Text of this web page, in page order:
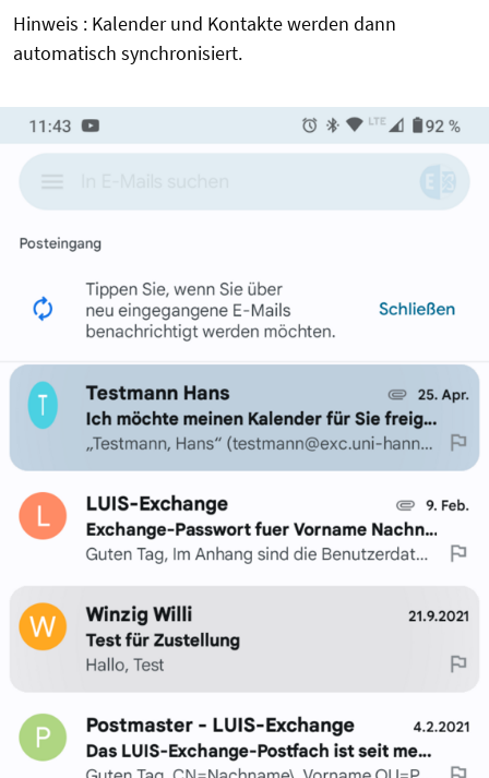
Hinweis : Kalender und Kontakte werden dann
automatisch synchronisiert.